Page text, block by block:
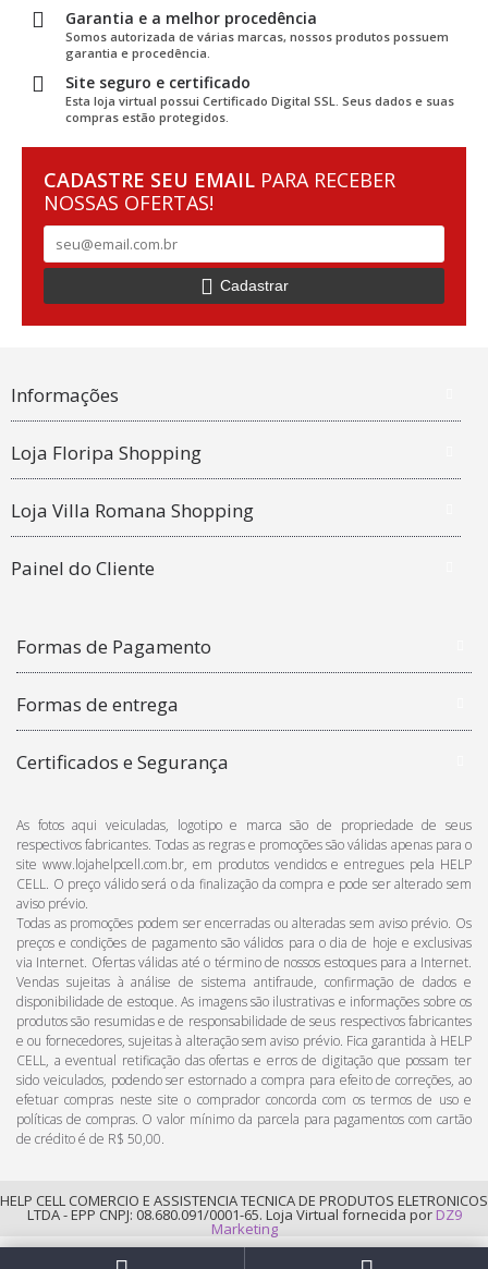
Garantia e a melhor procedência
Somos autorizada de várias marcas, nossos produtos possuem
garantia e procedência.
Site seguro e certificado
Esta loja virtual possui Certificado Digital SSL. Seus dados e suas
compras estão protegidos.
CADASTRE SEU EMAIL PARA RECEBER
NOSSAS OFERTAS!
Cadastrar
Informações
Loja Floripa Shopping
Loja Villa Romana Shopping
Painel do Cliente
Formas de Pagamento
Formas de entrega
Certificados e Segurança
As fotos aqui veiculadas, logotipo e marca são de propriedade de seus
respectivos fabricantes. Todas as regras e promoções são válidas apenas para o
site www.lojahelpcell.com.br, em produtos vendidos e entregues pela HELP
CELL. O preço válido será o da finalização da compra e pode ser alterado sem
aviso prévio.
Todas as promoções podem ser encerradas ou alteradas sem aviso prévio. Os
preços e condições de pagamento são válidos para o dia de hoje e exclusivas
via Internet. Ofertas válidas até o término de nossos estoques para a Internet.
Vendas sujeitas à análise de sistema antifraude, confirmação de dados e
disponibilidade de estoque. As imagens são ilustrativas e informações sobre os
produtos são resumidas e de responsabilidade de seus respectivos fabricantes
e ou fornecedores, sujeitas à alteração sem aviso prévio. Fica garantida à HELP
CELL, a eventual retificação das ofertas e erros de digitação que possam ter
sido veiculados, podendo ser estornado a compra para efeito de correções, ao
efetuar compras neste site o comprador concorda com os termos de uso e
políticas de compras. O valor mínimo da parcela para pagamentos com cartão
de crédito é de R$ 50,00.
HELP CELL COMERCIO E ASSISTENCIA TECNICA DE PRODUTOS ELETRONICOS
LTDA - EPP CNPJ: 08.680.091/0001-65. Loja Virtual fornecida por DZ9
Marketing